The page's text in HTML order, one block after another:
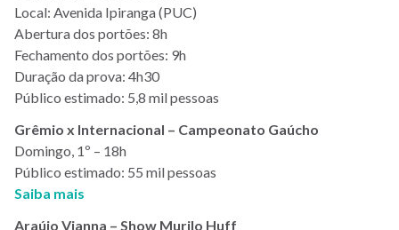
Local: Avenida Ipiranga (PUC)
Abertura dos portões: 8h
Fechamento dos portões: 9h
Duração da prova: 4h30
Público estimado: 5,8 mil pessoas
Grêmio x Internacional – Campeonato Gaúcho
Domingo, 1º – 18h
Público estimado: 55 mil pessoas
Saiba mais
Araújo Vianna – Show Murilo Huff